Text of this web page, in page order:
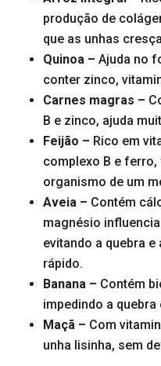
produção de
que as unhas
Quinoa – Ajuda no
conter zinco,
Carnes magras –
B e zinco, ajuda
Feijão – Rico em
complexo B e
organismo de um
Aveia – Contém
magnésio
evitando a quebra
rápido.
Banana – Contém
impedindo a
Maçã – Com
unha lisinha, sem